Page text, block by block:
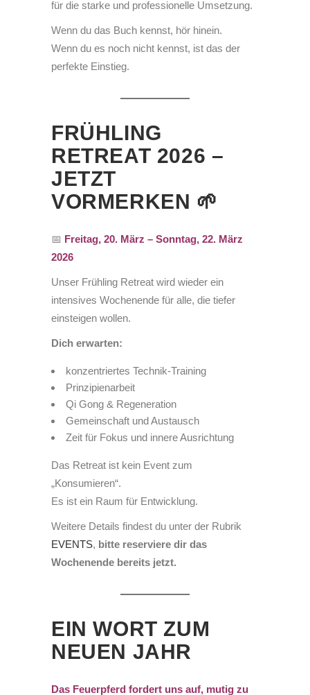
für die starke und professionelle Umsetzung.
Wenn du das Buch kennst, hör hinein.
Wenn du es noch nicht kennst, ist das der
perfekte Einstieg.
FRÜHLING
RETREAT 2026 –
JETZT
VORMERKEN 🌱
📅 Freitag, 20. März – Sonntag, 22. März
2026
Unser Frühling Retreat wird wieder ein
intensives Wochenende für alle, die tiefer
einsteigen wollen.
Dich erwarten:
konzentriertes Technik-Training
Prinzipienarbeit
Qi Gong & Regeneration
Gemeinschaft und Austausch
Zeit für Fokus und innere Ausrichtung
Das Retreat ist kein Event zum
„Konsumieren“.
Es ist ein Raum für Entwicklung.
Weitere Details findest du unter der Rubrik
EVENTS, bitte reserviere dir das
Wochenende bereits jetzt.
EIN WORT ZUM
NEUEN JAHR
Das Feuerpferd fordert uns auf, mutig zu